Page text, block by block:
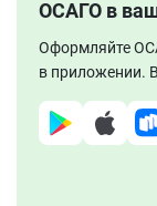
ОСАГО в
Оформляйте
в приложении.